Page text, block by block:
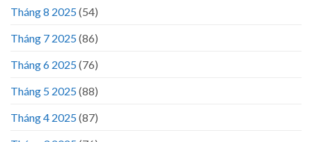
Tháng 8 2025(54)
Tháng 7 2025(86)
Tháng 6 2025(76)
Tháng 5 2025(88)
Tháng 4 2025(87)